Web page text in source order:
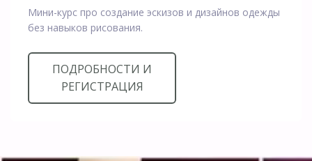
Мини-курс про создание эскизов и дизайнов одежды
без навыков рисования.
ПОДРОБНОСТИ И
РЕГИСТРАЦИЯ